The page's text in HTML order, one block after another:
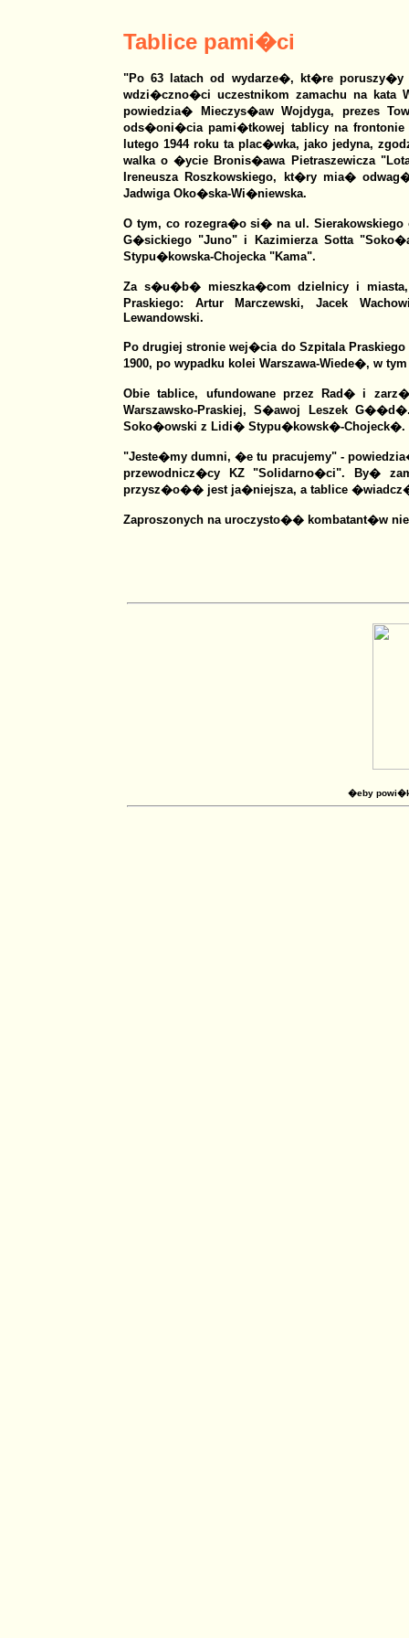
Tablice pami�ci
"Po 63 latach od wydarze�, kt�re
wdzi�czno�ci uczestnikom zamachu na kata
powiedzia� Mieczys�aw Wojdyga, prezes
ods�oni�cia pami�tkowej tablicy na frontonie
lutego 1944 roku ta plac�wka, jako jedyna,
walka o �ycie Bronis�awa Pietraszewicza
Ireneusza Roszkowskiego, kt�ry mia�
Jadwiga Oko�ska-Wi�niewska.
O tym, co rozegra�o si� na ul.
G�sickiego "Juno" i Kazimierza Sotta
Stypu�kowska-Chojecka "Kama".
Za s�u�b� mieszka�com dzielnicy i
Praskiego: Artur Marczewski, Jacek
Lewandowski.
Po drugiej stronie wej�cia do Szpitala
1900, po wypadku kolei Warszawa-Wiede�, w
Obie tablice, ufundowane przez Rad� i
Warszawsko-Praskiej, S�awoj Leszek
Soko�owski z Lidi� Stypu�kowsk�-Chojeck�.
"Jeste�my dumni, �e tu pracujemy" -
przewodnicz�cy KZ "Solidarno�ci". By�
przysz�o�� jest ja�niejsza, a tablice
Zaproszonych na uroczysto�� kombatant�w
�eby